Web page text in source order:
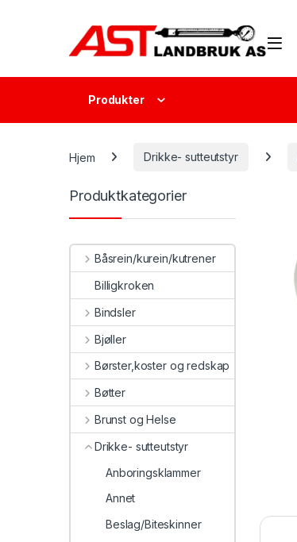
Open
Produkter
Hjem Drikke- sutteutstyr
Produktkategorier
Båsrein/kurein/kutrener
Billigkroken
Bindsler
Bjøller
Børster,koster og redskap
Bøtter
Brunst og Helse
Drikke- sutteutstyr
Anboringsklammer
Annet
Beslag/Biteskinner